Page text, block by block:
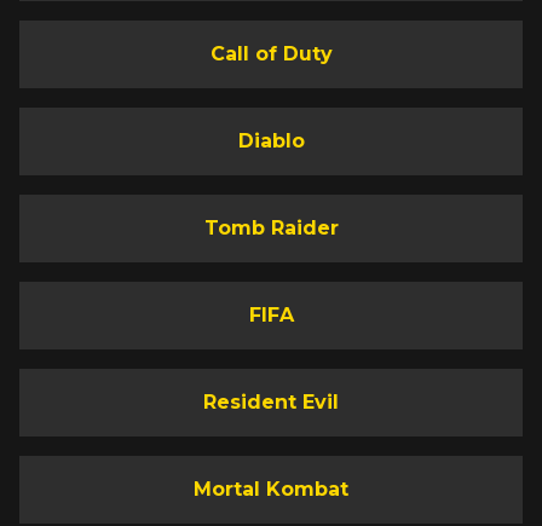
Call of Duty
Diablo
Tomb Raider
FIFA
Resident Evil
Mortal Kombat